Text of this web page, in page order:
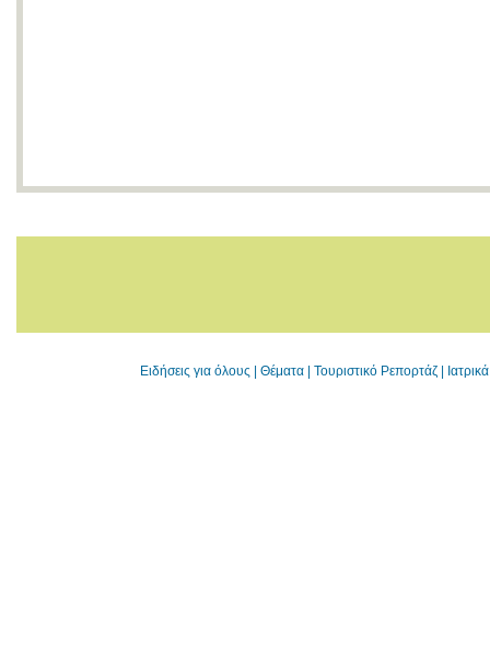
Ειδήσεις για όλους |Θέματα |Τουριστικό Ρεπορτάζ